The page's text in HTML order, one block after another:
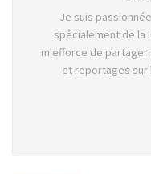
Je suis
spécialement de la
m'efforce de partager
et reportages sur